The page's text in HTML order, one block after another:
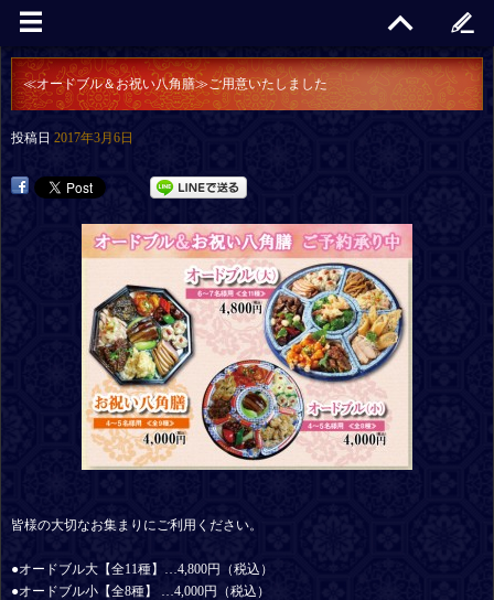
≪オードブル＆お祝い八角膳≫ご用意いたしました
投稿日 2017年3月6日
皆様の大切なお集まりにご利用ください。
●オードブル大【全11種】…4,800円（税込）
●オードブル小【全8種】 …4,000円（税込）